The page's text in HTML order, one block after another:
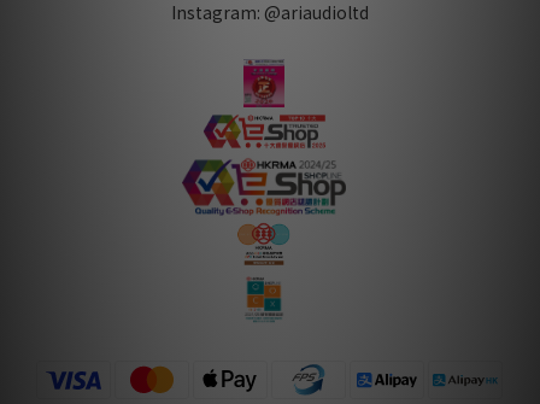
Instagram: @ariaudioltd